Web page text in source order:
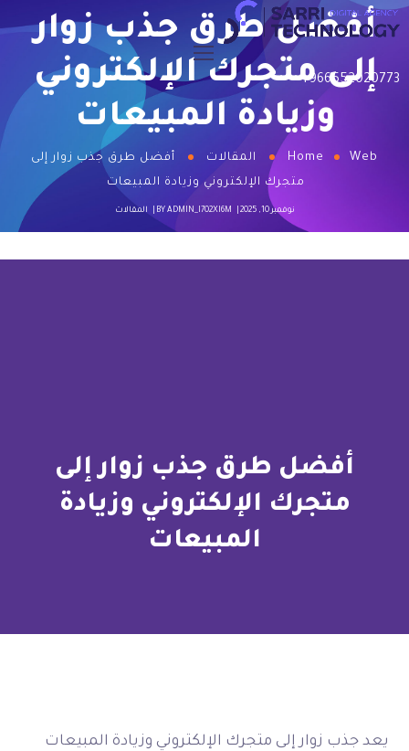
+966552020773
أفضل طرق جذب زوار
إلى متجرك الإلكتروني
وزيادة المبيعات
Home Web المقالات
أفضل طرق جذب زوار إلى
متجرك الإلكتروني وزيادة المبيعات
نوفمبر 10, 2025 BY ADMIN_I702XI6M المقالات
أفضل طرق جذب زوار إلى
متجرك الإلكتروني وزيادة
المبيعات
يعد جذب زوار إلى متجرك الإلكتروني وزيادة المبيعات